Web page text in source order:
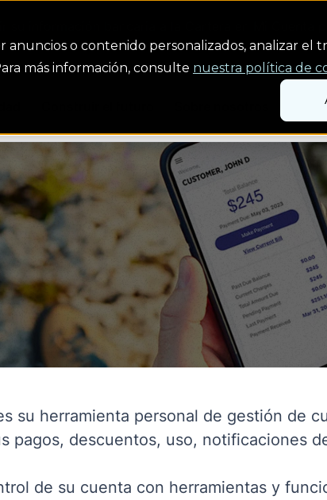
o contenido personalizados, analizar el
más información, consulte nuestra política de
su herramienta personal de gestión de
pagos, descuentos, uso, notificaciones
de su cuenta con herramientas y